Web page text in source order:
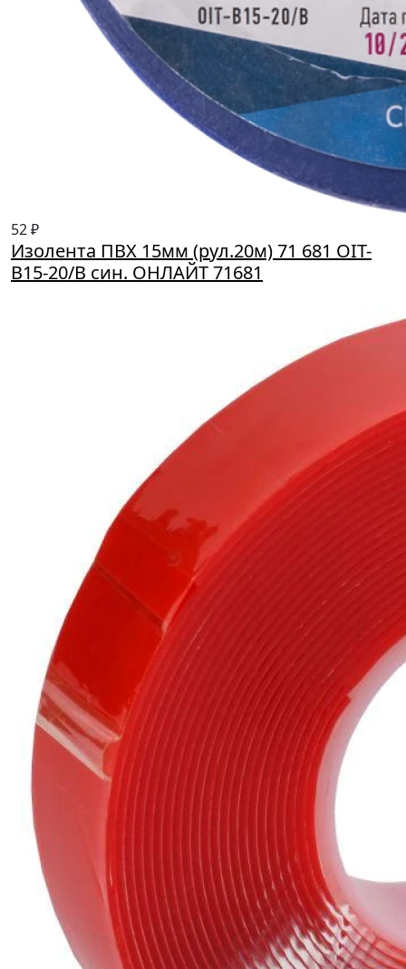
52 ₽
Изолента ПВХ 15мм (рул.20м) 71 681 OIT-
B15-20/B син. ОНЛАЙТ 71681